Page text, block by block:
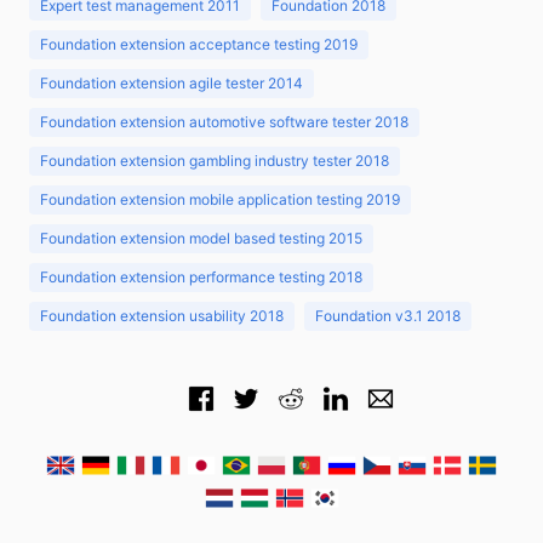
Expert test management 2011 Foundation 2018
Foundation extension acceptance testing 2019
Foundation extension agile tester 2014
Foundation extension automotive software tester 2018
Foundation extension gambling industry tester 2018
Foundation extension mobile application testing 2019
Foundation extension model based testing 2015
Foundation extension performance testing 2018
Foundation extension usability 2018 Foundation v3.1 2018